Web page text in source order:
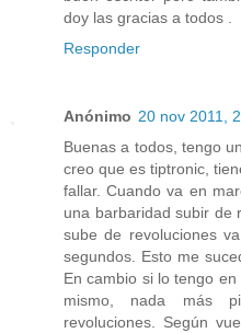
doy las gracias a todos .
Responder
Anónimo 20 nov 2011,
Buenas a todos, tengo
creo que es tiptronic,
fallar. Cuando va en
una barbaridad subir de
sube de revoluciones
segundos. Esto me
En cambio si lo tengo
mismo, nada más
revoluciones. Según